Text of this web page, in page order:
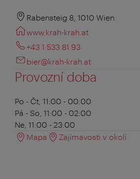
Rabensteig 8, 1010 Wien
www.krah-krah.at
+43 1 533 81 93
bier@krah-krah.at
Provozní doba
Po - Čt, 11:00 - 00:00
Pá - So, 11:00 - 02:00
Ne, 11:00 - 23:00
Mapa
Zajímavosti v okolí